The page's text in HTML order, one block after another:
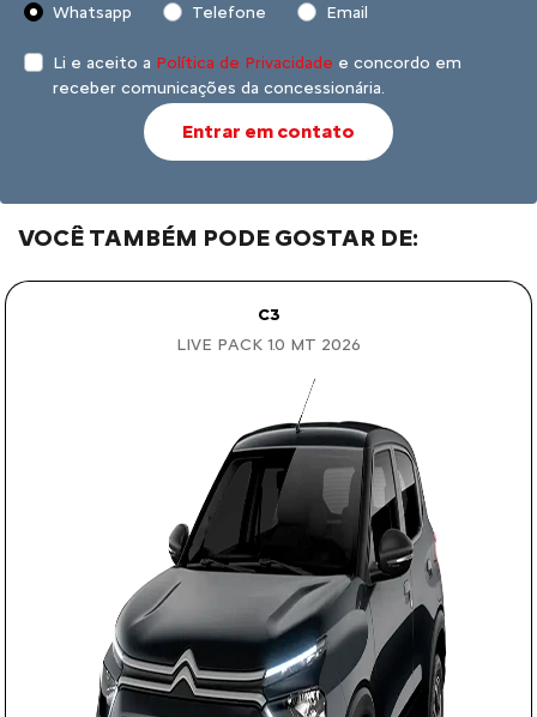
Whatsapp
Telefone Email
Li e aceito a Política de Privacidade e concordo em
receber comunicações da concessionária.
Entrar em contato
VOCÊ TAMBÉM PODE GOSTAR DE:
C3
LIVE PACK 1.0 MT 2026